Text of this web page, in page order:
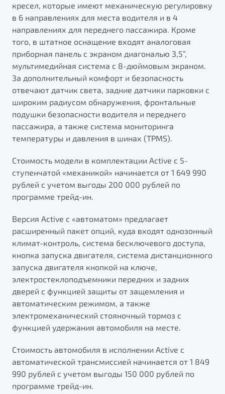
кресел, которые имеют механическую регулировку
в 6 направлениях для места водителя и в 4
направлениях для переднего пассажира. Кроме
того, в штатное оснащение входят аналоговая
приборная панель с экраном диагональю 3,5”,
мультимедийная система с 8-дюймовым экраном.
За дополнительный комфорт и безопасность
отвечают датчик света, задние датчики парковки с
широким радиусом обнаружения, фронтальные
подушки безопасности водителя и переднего
пассажира, а также система мониторинга
температуры и давления в шинах (TPMS).
Стоимость модели в комплектации Active с 5-
ступенчатой «механикой» начинается от 1 649 990
рублей с учетом выгоды 200 000 рублей по
программе трейд-ин.
Версия Active с «автоматом» предлагает
расширенный пакет опций, куда входят однозонный
климат-контроль, система бесключевого доступа,
кнопка запуска двигателя, система дистанционного
запуска двигателя кнопкой на ключе,
электростеклоподъемники передних и задних
дверей с функцией защиты от защемления и
автоматическим режимом, а также
электромеханический стояночный тормоз с
функцией удержания автомобиля на месте.
Стоимость автомобиля в исполнении Active с
автоматической трансмиссией начинается от 1 849
990 рублей с учетом выгоды 150 000 рублей по
программе трейд-ин.